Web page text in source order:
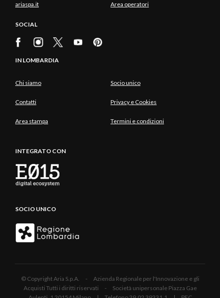
ariaspa.it Area operatori
SOCIAL
IN LOMBARDIA
Chi siamo Socio unico
Contatti Privacy e Cookies
Area stampa Termini e condizioni
INTEGRATO CON
SOCIO UNICO
© Copyright Aria S.p.A. - Azienda Regionale per l'Innovazione e gli
Acquisti Tutti i diritti riservati - Società unipersonale Piazza Gae